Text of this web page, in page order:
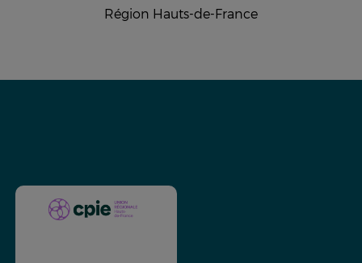
Région Hauts-de-France